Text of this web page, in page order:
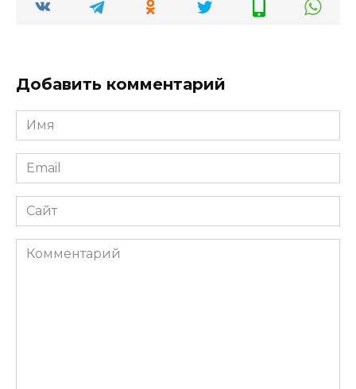
Добавить комментарий
Имя
*
Email
*
Сайт
Комментарий